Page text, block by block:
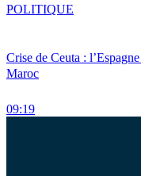
Crise de Ceuta :
Maroc
09:19
POLITIQUE